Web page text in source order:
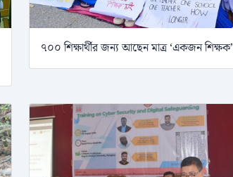
৭০০ শিক্ষার্থীর জন্য আছেন মাত্র ‘একজন শিক্ষক’